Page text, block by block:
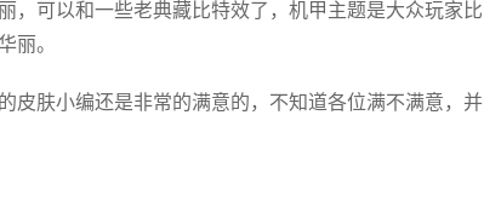
可以和一些老典藏比特效了，机甲主题是大众玩家比
丽。
肤小编还是非常的满意的，不知道各位满不满意，并